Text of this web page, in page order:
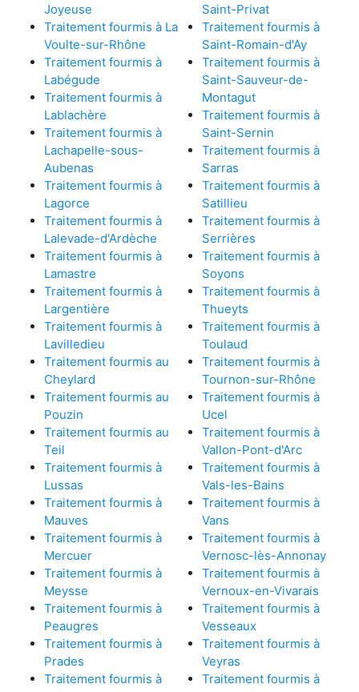
Joyeuse
Traitement fourmis à La
Voulte-sur-Rhône
Traitement fourmis à
Labégude
Traitement fourmis à
Lablachère
Traitement fourmis à
Lachapelle-sous-
Aubenas
Traitement fourmis à
Lagorce
Traitement fourmis à
Lalevade-d'Ardèche
Traitement fourmis à
Lamastre
Traitement fourmis à
Largentière
Traitement fourmis à
Lavilledieu
Traitement fourmis au
Cheylard
Traitement fourmis au
Pouzin
Traitement fourmis au
Teil
Traitement fourmis à
Lussas
Traitement fourmis à
Mauves
Traitement fourmis à
Mercuer
Traitement fourmis à
Meysse
Traitement fourmis à
Peaugres
Traitement fourmis à
Prades
Traitement fourmis à
Saint-Privat
Traitement fourmis à
Saint-Romain-d'Ay
Traitement fourmis à
Saint-Sauveur-de-
Montagut
Traitement fourmis à
Saint-Sernin
Traitement fourmis à
Sarras
Traitement fourmis à
Satillieu
Traitement fourmis à
Serrières
Traitement fourmis à
Soyons
Traitement fourmis à
Thueyts
Traitement fourmis à
Toulaud
Traitement fourmis à
Tournon-sur-Rhône
Traitement fourmis à
Ucel
Traitement fourmis à
Vallon-Pont-d'Arc
Traitement fourmis à
Vals-les-Bains
Traitement fourmis à
Vans
Traitement fourmis à
Vernosc-lès-Annonay
Traitement fourmis à
Vernoux-en-Vivarais
Traitement fourmis à
Vesseaux
Traitement fourmis à
Veyras
Traitement fourmis à